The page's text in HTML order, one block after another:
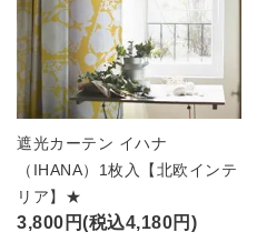
遮光カーテン イハナ
（IHANA）1枚入【北欧インテ
リア】★
3,800円(税込4,180円)